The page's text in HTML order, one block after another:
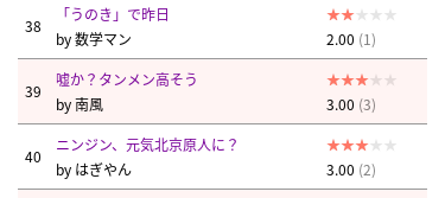
38
「うのき」で昨日
by数学マン 2.00 (1)
39
嘘か？タンメン高そう
by南風 3.00 (3)
40
ニンジン、元気北京原人に？
by はぎやん 3.00 (2)